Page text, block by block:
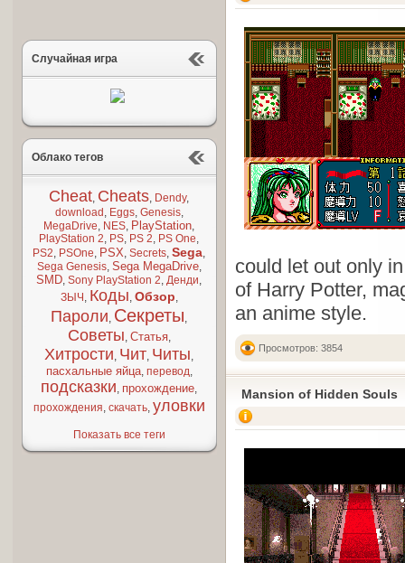
Случайная игра
Облако тегов
Cheat, Cheats, Dendy,
download , Eggs, Genesis,
MegaDrive, NES, PlayStation,
PlayStation 2, PS, PS 2, PS One,
PS2, PSOne, PSX,Secrets,Sega,
Sega Genesis, Sega MegaDrive,
SMD,Sony PlayStation 2,Денди,
ЗЫЧ , Коды, Обзор,
Пароли, Секреты,
Советы, Статья,
Хитрости, Чит, Читы,
пасхальные яйца, перевод,
подсказки, прохождение,
прохождения, скачать, уловки
Показать все теги
could let out only
of Harry Potter,
an anime style.
Просмотров: 3854
Mansion of Hidden Souls